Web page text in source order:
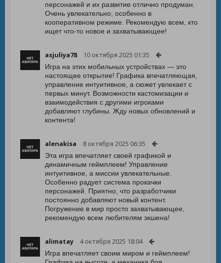
персонажей и их развитие отлично продуман.
Очень увлекательно, особенно в
кооперативном режиме. Рекомендую всем, кто
ищет что-то новое и захватывающее!
asjuliya78 10 октября 2025 01:35
Игра на этих мобильных устройствах — это
настоящее открытие! Графика впечатляющая,
управление интуитивное, а сюжет увлекает с
первых минут. Возможности кастомизации и
взаимодействия с другими игроками
добавляют глубины. Жду новых обновлений и
контента!
alenakisa 8 октября 2025 06:35
Эта игра впечатляет своей графикой и
динамичным геймплеем! Управление
интуитивное, а миссии увлекательные.
Особенно радует система прокачки
персонажей. Приятно, что разработчики
постоянно добавляют новый контент.
Погружение в мир просто захватывающее,
рекомендую всем любителям экшена!
alimatay 4 октября 2025 18:04
Игра впечатляет своим миром и геймплеем!